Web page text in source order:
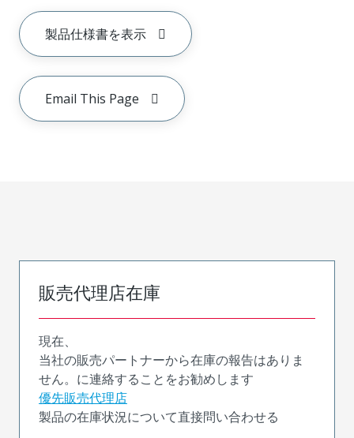
製品仕様書を表示
Email This Page
販売代理店在庫
現在、
当社の販売パートナーから在庫の報告はありま
せん。に連絡することをお勧めします
優先販売代理店
製品の在庫状況について直接問い合わせる